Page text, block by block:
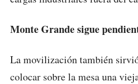
Monte Grande sigue
La movilización también
colocar sobre la mesa una